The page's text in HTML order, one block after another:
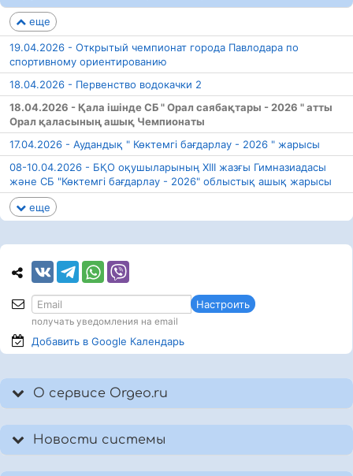
еще
19.04.2026 - Открытый чемпионат города Павлодара по
спортивному ориентированию
18.04.2026 - Первенство водокачки 2
18.04.2026 - Қала ішінде СБ " Орал саябақтары - 2026 " атты
Орал қаласының ашық Чемпионаты
17.04.2026 - Аудандық " Көктемгі бағдарлау - 2026 " жарысы
08-10.04.2026 - БҚО оқушыларының XIII жазғы Гимназиадасы
және СБ "Көктемгі бағдарлау - 2026" облыстық ашық жарысы
еще
Настроить
получать уведомления на email
Добавить в Google Календарь
О сервисе Orgeo.ru
Новости системы